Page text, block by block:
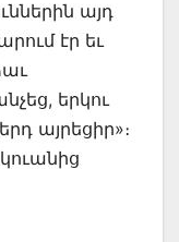
այդ
էր եւ
երկու
այրեցիր»։